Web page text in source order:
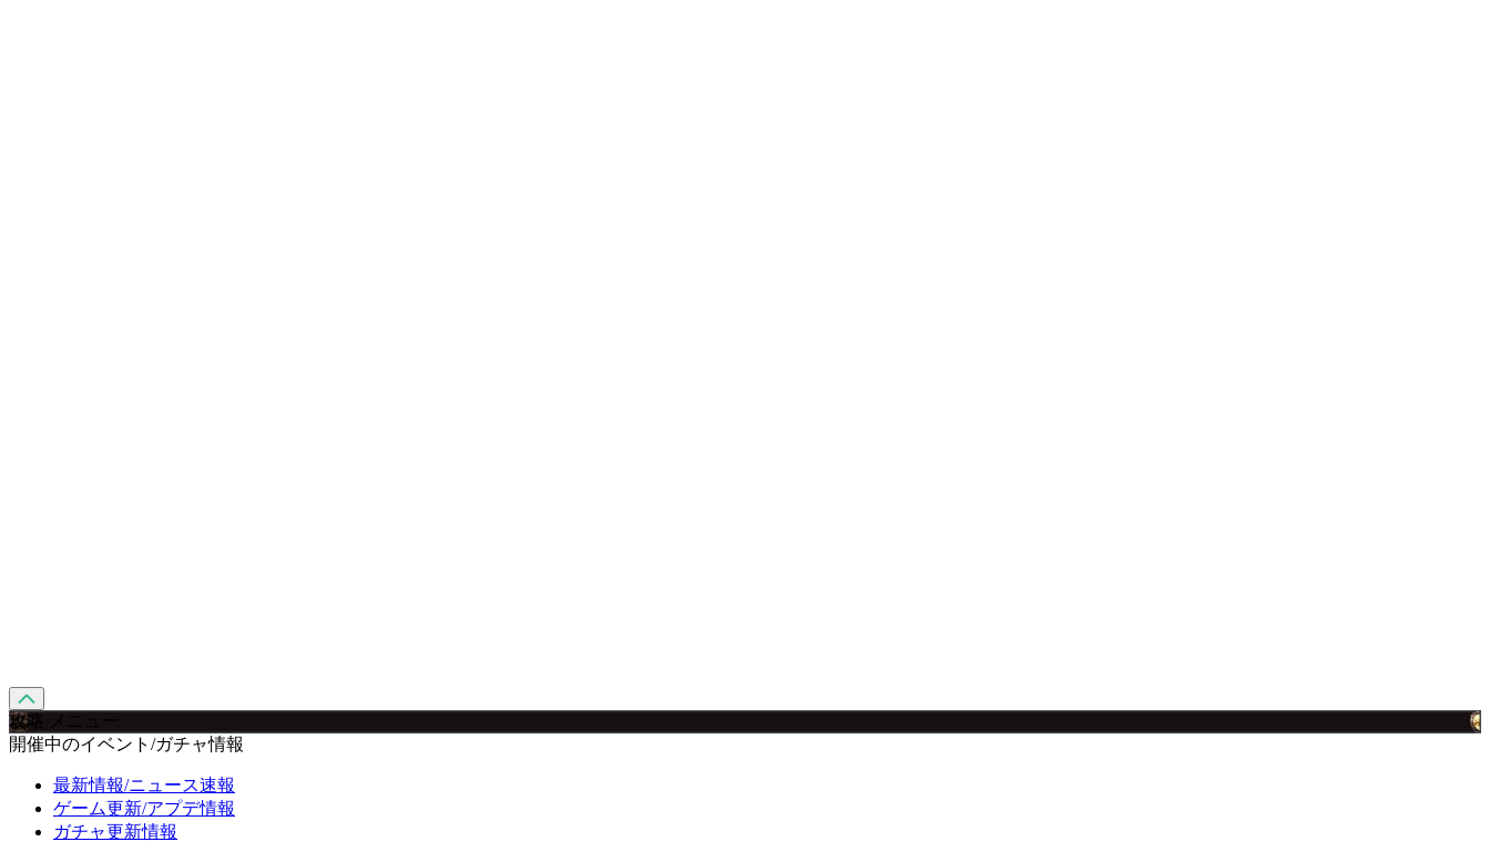
攻略 メニュー
開催中のイベント/ガチャ情報
最新情報/ニュース速報
ゲーム更新/アプデ情報
ガチャ更新情報